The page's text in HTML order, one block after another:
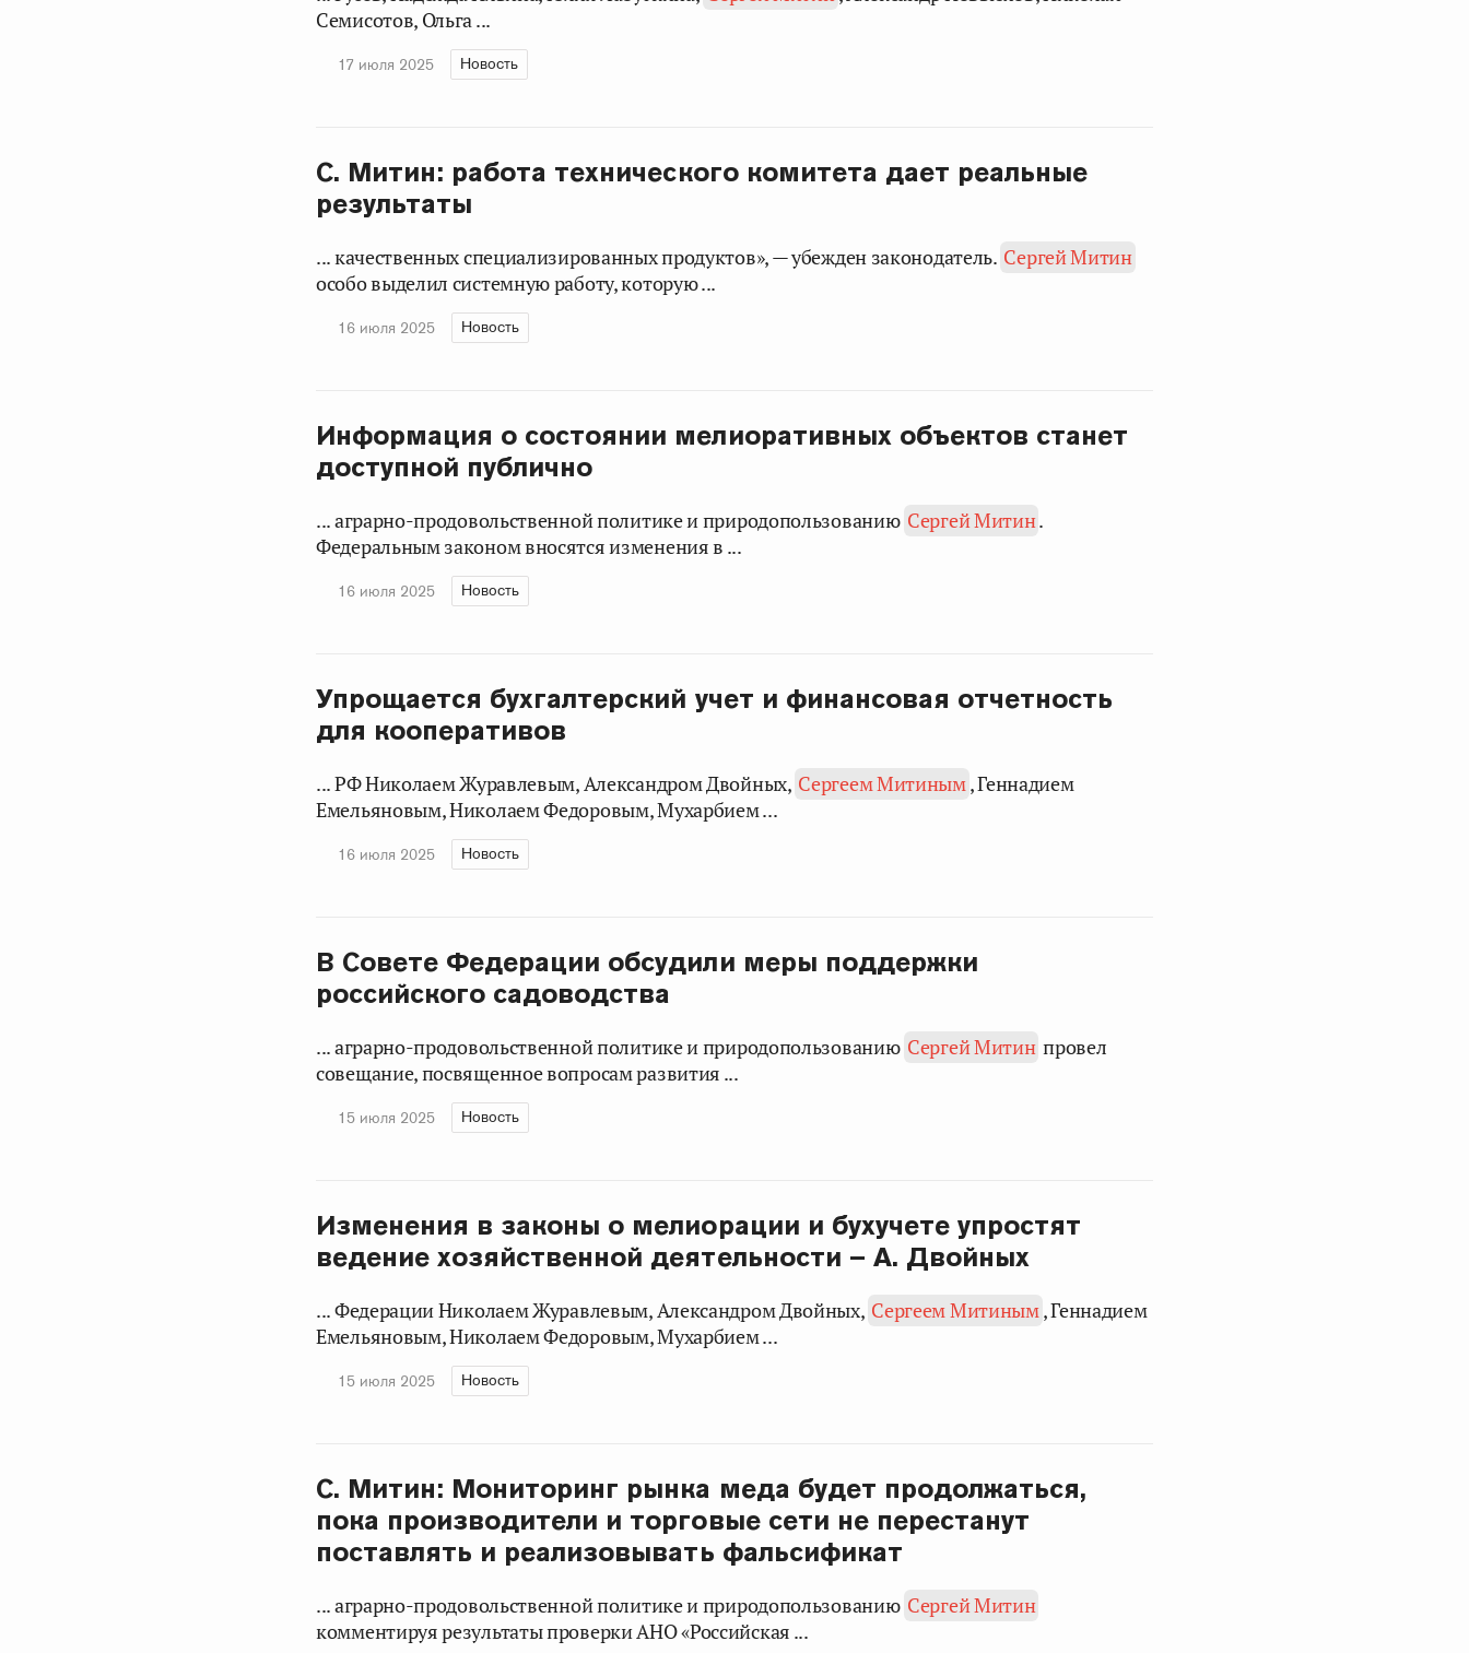
Семисотов, Ольга ...
17 июля 2025 Новость
С. Митин: работа технического комитета дает реальные
результаты
... качественных специализированных продуктов», — убежден законодатель. Сергей Митин
особо выделил системную работу, которую ...
16 июля 2025 Новость
Информация о состоянии мелиоративных объектов станет
доступной публично
... аграрно-продовольственной политике и природопользованию Сергей Митин.
Федеральным законом вносятся изменения в ...
16 июля 2025 Новость
Упрощается бухгалтерский учет и финансовая отчетность
для кооперативов
... РФ Николаем Журавлевым, Александром Двойных, Сергеем Митиным, Геннадием
Емельяновым, Николаем Федоровым, Мухарбием ...
16 июля 2025 Новость
В Совете Федерации обсудили меры поддержки
российского садоводства
... аграрно-продовольственной политике и природопользованию Сергей Митин провел
совещание, посвященное вопросам развития ...
15 июля 2025 Новость
Изменения в законы о мелиорации и бухучете упростят
ведение хозяйственной деятельности – А. Двойных
... Федерации Николаем Журавлевым, Александром Двойных, Сергеем Митиным, Геннадием
Емельяновым, Николаем Федоровым, Мухарбием ...
15 июля 2025 Новость
С. Митин: Мониторинг рынка меда будет продолжаться,
пока производители и торговые сети не перестанут
поставлять и реализовывать фальсификат
... аграрно-продовольственной политике и природопользованию Сергей Митин
комментируя результаты проверки АНО «Российская ...